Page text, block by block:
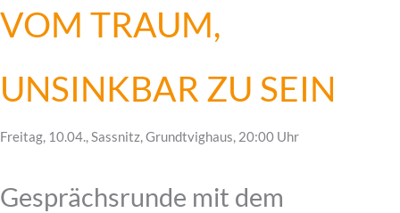
VOM TRAUM,
UNSINKBAR ZU SEIN
Freitag, 10.04., Sassnitz, Grundtvighaus, 20:00 Uhr
Gesprächsrunde mit dem